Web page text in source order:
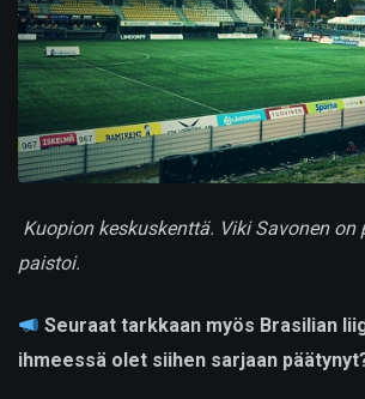
Kuopion keskuskenttä. Viki Savonen
paistoi.
Seuraat tarkkaan myös Brasilian
ihmeessä olet siihen sarjaan